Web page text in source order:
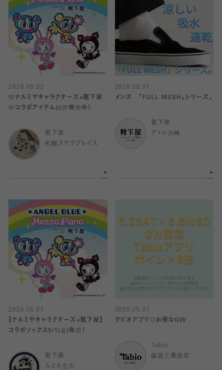
2026.05.02
🩵ナルミヤキャラクターズ×靴下屋
🩷コラボアイテム好評発売中！
靴下屋
札幌ステラプレイス
2026.05.01
メンズ 「FULL MESH」シリーズ。
靴下屋
アトレ川崎
2026.05.01
【ナルミヤキャラクターズ×靴下屋】
コラボソックス5/1(金)発売！
靴下屋
ルミネ立川
2026.05.01
タビオアプリ◎お得なGW
Tabio
阪急三番街店